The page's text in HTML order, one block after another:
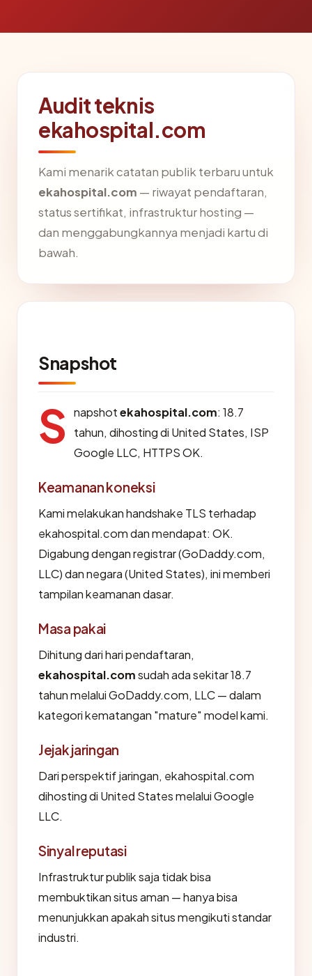
Audit teknis
ekahospital.com
Kami menarik catatan publik terbaru untuk
ekahospital.com — riwayat pendaftaran,
status sertifikat, infrastruktur hosting —
dan menggabungkannya menjadi kartu di
bawah.
Snapshot
S napshotekahospital.com: 18.7
tahun, dihosting di United States, ISP
Google LLC, HTTPS OK.
Keamanan koneksi
Kami melakukan handshake TLS terhadap
ekahospital.com dan mendapat: OK.
Digabung dengan registrar (GoDaddy.com,
LLC) dan negara (United States), ini memberi
tampilan keamanan dasar.
Masa pakai
Dihitung dari hari pendaftaran,
ekahospital.comsudah ada sekitar 18.7
tahun melalui GoDaddy.com, LLC — dalam
kategori kematangan "mature" model kami.
Jejak jaringan
Dari perspektif jaringan, ekahospital.com
dihosting di United States melalui Google
LLC.
Sinyal reputasi
Infrastruktur publik saja tidak bisa
membuktikan situs aman — hanya bisa
menunjukkan apakah situs mengikuti standar
industri.